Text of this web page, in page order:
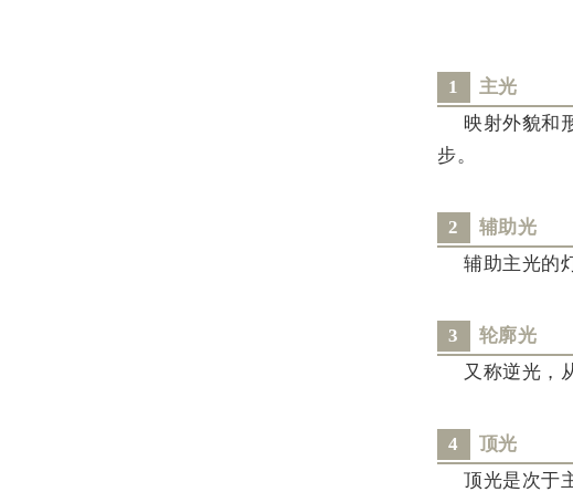
1
主光
映射外貌和
步。
2
辅助光
辅助主光的
3
轮廓光
又称逆光，
4
顶光
顶光是次于